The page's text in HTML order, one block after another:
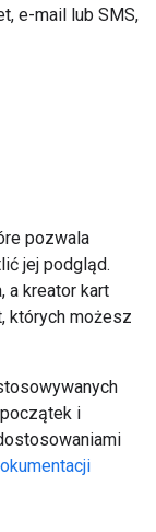
e-mail lub SMS,
pozwala
jej podgląd.
a kreator kart
których możesz
i